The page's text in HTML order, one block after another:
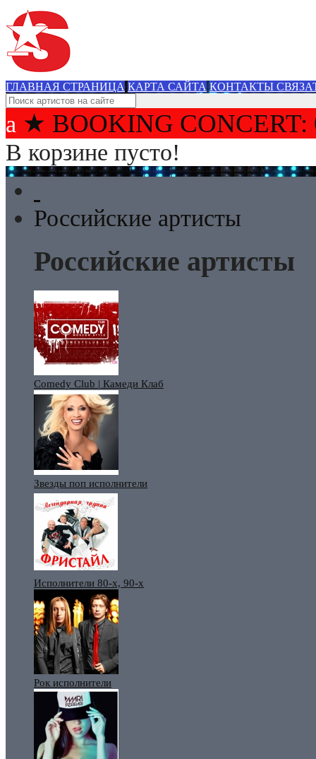
ГЛАВНАЯ СТРАНИЦА КАРТА САЙТА КОНТАКТЫ
★ BOOKING
В корзине пусто!
Российские артисты
Российские артисты
Comedy Club | Камеди Клаб
Звезды поп исполнители
Исполнители 80-х, 90-х
Рок исполнители